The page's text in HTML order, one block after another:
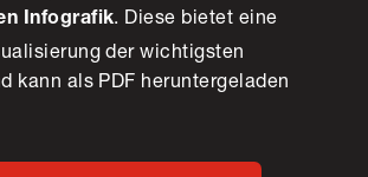
Infografik. Diese bietet eine
der wichtigsten
kann als PDF heruntergeladen